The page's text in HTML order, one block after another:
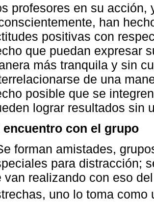
profesores en su acción,
han
positivas con
que puedan expresar
más tranquila y sin
de una
posible que se
lograr resultados sin
encuentro con el grupo
forman amistades,
para distracción;
van realizando con eso
uno lo toma como